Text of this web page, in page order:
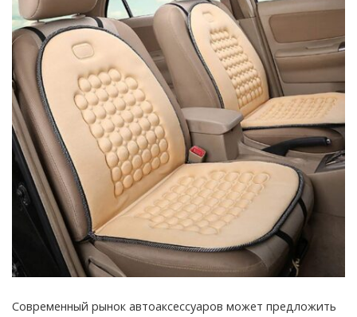
Современный рынок автоаксессуаров может предложить